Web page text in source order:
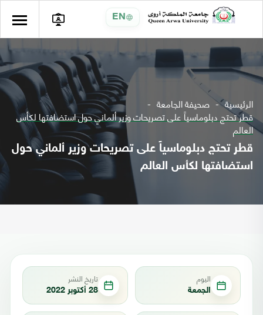
EN
الرئيسية صحيفة الجامعة
قطر تحتج دبلوماسياً على تصريحات وزير ألماني حول استضافتها لكأس
العالم
قطر تحتج دبلوماسياً على تصريحات وزير ألماني حول
استضافتها لكأس العالم
اليوم
الجمعة
تاريخ النشر
28 أكتوبر 2022